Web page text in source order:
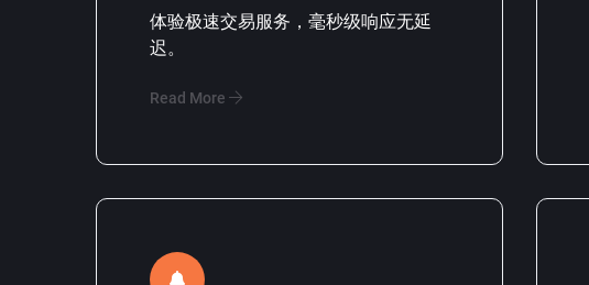
体验极速交易服务，毫秒级响应无延
迟。
Read More